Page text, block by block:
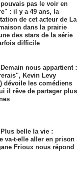
pas le voir en
: il y a 49 ans, la
de cet acteur de La
dans la prairie
des stars de la série
difficile
nous appartient :
Kevin Levy
dévoile les comédiens
il rêve de partager plus
belle la vie :
va-t-elle aller en prison
Frioux nous répond